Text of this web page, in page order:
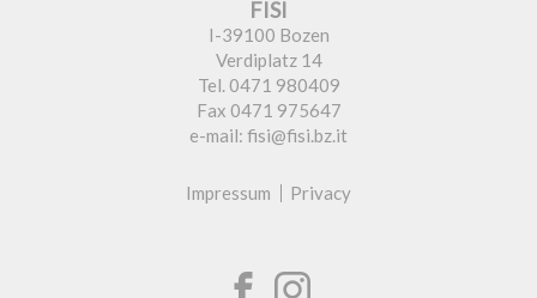
FISI
I-39100 Bozen
Verdiplatz 14
Tel. 0471 980409
Fax 0471 975647
e-mail: fisi@fisi.bz.it
Impressum Privacy